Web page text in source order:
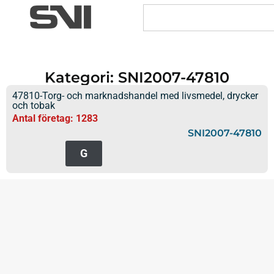
Kategori: SNI2007-47810
47810-Torg- och marknadshandel med livsmedel, drycker
och tobak
Antal företag: 1283
SNI2007-47810
G